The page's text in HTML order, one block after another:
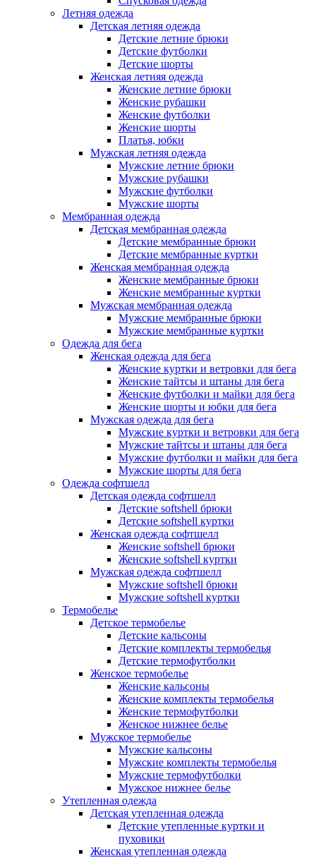
Летняя одежда
Детская летняя одежда
Детские летние брюки
Детские футболки
Детские шорты
Женская летняя одежда
Женские летние брюки
Женские рубашки
Женские футболки
Женские шорты
Платья, юбки
Мужская летняя одежда
Мужские летние брюки
Мужские рубашки
Мужские футболки
Мужские шорты
Мембранная одежда
Детская мембранная одежда
Детские мембранные брюки
Детские мембранные куртки
Женская мембранная одежда
Женские мембранные брюки
Женские мембранные куртки
Мужская мембранная одежда
Мужские мембранные брюки
Мужские мембранные куртки
Одежда для бега
Женская одежда для бега
Женские куртки и ветровки для бега
Женские тайтсы и штаны для бега
Женские футболки и майки для бега
Женские шорты и юбки для бега
Мужская одежда для бега
Мужские куртки и ветровки для бега
Мужские тайтсы и штаны для бега
Мужские футболки и майки для бега
Мужские шорты для бега
Одежда софтшелл
Детская одежда софтшелл
Детские softshell брюки
Детские softshell куртки
Женская одежда софтшелл
Женские softshell брюки
Женские softshell куртки
Мужская одежда софтшелл
Мужские softshell брюки
Мужские softshell куртки
Термобелье
Детское термобелье
Детские кальсоны
Детские комплекты термобелья
Детские термофутболки
Женское термобелье
Женские кальсоны
Женские комплекты термобелья
Женские термофутболки
Женское нижнее белье
Мужское термобелье
Мужские кальсоны
Мужские комплекты термобелья
Мужские термофутболки
Мужское нижнее белье
Утепленная одежда
Детская утепленная одежда
Детские утепленные куртки и
пуховики
Женская утепленная одежда